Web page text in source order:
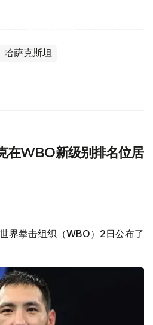
哈萨克斯坦
在WBO新级别排名位居
界拳击组织（WBO）2日公布了